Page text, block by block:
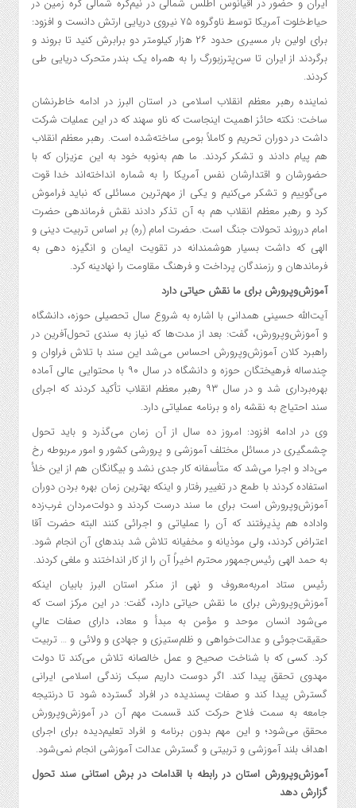
ایران و حضور در اقیانوس اطلس شمالی در نیم‌کره شمالی کره زمین در
حیاط‌خلوت آمریکا توسط ناوگروه ۷۵ نیروی دریایی ارتش دانست و افزود:
برای اولین بار مسیری حدود ۲۶ هزار کیلومتر دو برابرش کنید تا بروند و
برگردند از ایران تا سن‌پترزبورگ را به همراه یک بندر متحرک دریایی طی
کردند.
نماینده رهبر معظم انقلاب اسلامی در استان البرز در ادامه خاطرنشان
ساخت: نکته حائز اهمیت اینجاست که ناو سهند که در این عملیات شرکت
داشت در دوران تحریم و کاملاً بومی ساخته‌شده است. رهبر معظم انقلاب
هم پیام دادند و تشکر کردند. ما هم به‌نوبه خود به این عزیزان که با
حضورشان و اقتدارشان نفس آمریکا را به شماره انداخته‌اند خدا قوت
می‌گوییم و تشکر می‌کنیم و یکی از مهم‌ترین مسائلی که نباید فراموش
کرد و رهبر معظم انقلاب هم به آن تذکر دادند نقش فرماندهی حضرت
امام درروند تحولات جنگ است. حضرت امام (ره) بر اساس تربیت دینی و
الهی که داشت بسیار هوشمندانه در تقویت ایمان و انگیزه دهی به
فرماندهان و رزمندگان پرداخت و فرهنگ مقاومت را نهادینه کرد.
آموزش‌وپرورش برای ما نقش حیاتی دارد
آیت‌الله حسینی همدانی با اشاره به شروع سال تحصیلی حوزه، دانشگاه
و آموزش‌وپرورش، گفت: بعد از مدت‌ها که نیاز به سندی تحول‌آفرین در
راهبرد کلان آموزش‌وپرورش احساس می‌شد این سند با تلاش فراوان و
چندساله فرهیختگان حوزه و دانشگاه در سال ۹۰ با محتوایی عالی آماده
بهره‌برداری شد و در سال ۹۳ رهبر معظم انقلاب تأکید کردند که اجرای
سند احتیاج به نقشه راه و برنامه عملیاتی دارد.
وی در ادامه افزود: امروز ده سال از آن زمان می‌گذرد و باید تحول
چشمگیری در مسائل مختلف آموزشی و پرورشی کشور و امور مربوطه رخ
می‌داد و اجرا می‌شد که متأسفانه کار جدی نشد و بیگانگان هم از این خلأ
استفاده کردند با طمع در تغییر رفتار و اینکه بهترین زمان بهره بردن دوران
آموزش‌وپرورش است برای ما سند درست کردند و دولت‌مردان غرب‌زده
واداده هم پذیرفتند که آن را عملیاتی و اجرائی کنند البته حضرت آقا
اعتراض کردند، ولی موذیانه و مخفیانه تلاش شد بندهای آن انجام شود.
به حمد الهی رئیس‌جمهور محترم اخیراً آن را از کار انداختند و ملغی کردند.
رئیس ستاد امربه‌معروف و نهی از منکر استان البرز بابیان اینکه
آموزش‌وپرورش برای ما نقش حیاتی دارد، گفت: در این مرکز است که
می‌شود انسان موحد و مؤمن به مبدأ و معاد، دارای صفات عالیِ
حقیقت‌جوئی و عدالت‌خواهی و ظلم‌ستیزی و جهادی و ولائی و … تربیت
کرد. کسی که با شناخت صحیح و عمل خالصانه تلاش می‌کند تا دولت
مهدوی تحقق پیدا کند. اگر دوست داریم سبک زندگی اسلامی ایرانی
گسترش پیدا کند و صفات پسندیده در افراد گسترده شود تا درنتیجه
جامعه به سمت فلاح حرکت کند قسمت مهم آن در آموزش‌وپرورش
محقق می‌شود؛ و این مهم بدون برنامه و افراد تعلیم‌دیده برای اجرای
اهداف بلند آموزشی و تربیتی و گسترش عدالت آموزشی انجام نمی‌شود.
آموزش‌وپرورش استان در رابطه با اقدامات در برش استانی سند تحول
گزارش دهد